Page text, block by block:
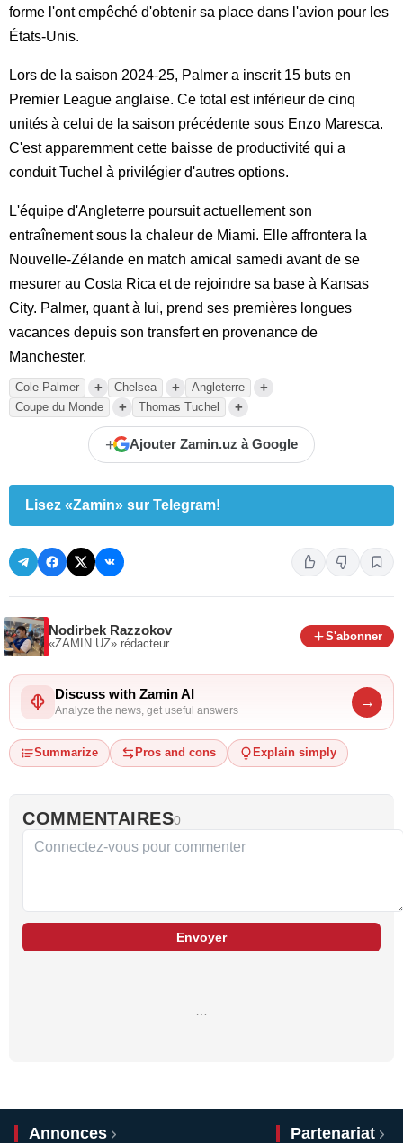
forme l'ont empêché d'obtenir sa place dans l'avion pour les
États-Unis.
Lors de la saison 2024-25, Palmer a inscrit 15 buts en
Premier League anglaise. Ce total est inférieur de cinq
unités à celui de la saison précédente sous Enzo Maresca.
C'est apparemment cette baisse de productivité qui a
conduit Tuchel à privilégier d'autres options.
L'équipe d'Angleterre poursuit actuellement son
entraînement sous la chaleur de Miami. Elle affrontera la
Nouvelle-Zélande en match amical samedi avant de se
mesurer au Costa Rica et de rejoindre sa base à Kansas
City. Palmer, quant à lui, prend ses premières longues
vacances depuis son transfert en provenance de
Manchester.
Cole Palmer + Chelsea + Angleterre +
Coupe du Monde + Thomas Tuchel +
+ Ajouter Zamin.uz à Google
Lisez «Zamin» sur Telegram!
Nodirbek Razzokov
«ZAMIN.UZ» rédacteur
S'abonner
Discuss with Zamin AI
Analyze the news, get useful answers
→
Summarize Pros and cons Explain simply
COMMENTAIRES0
Envoyer
Annonces Partenariat